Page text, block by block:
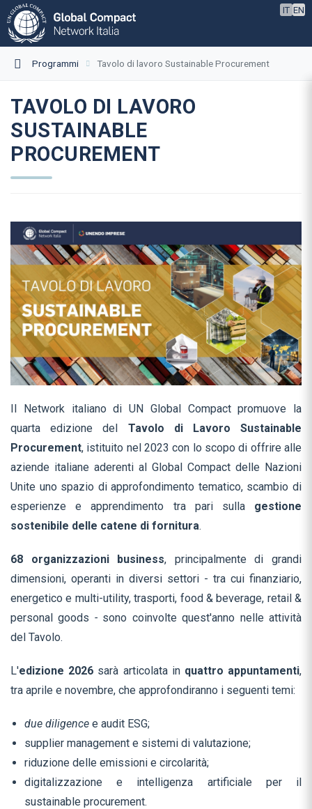
IT EN
Programmi Tavolo di lavoro Sustainable Procurement
TAVOLO DI LAVORO
SUSTAINABLE
PROCUREMENT
Il Network italiano di UN Global Compact promuove la
quarta edizione del Tavolo di Lavoro Sustainable
Procurement, istituito nel 2023 con lo scopo di offrire alle
aziende italiane aderenti al Global Compact delle Nazioni
Unite uno spazio di approfondimento tematico, scambio di
esperienze e apprendimento tra pari sulla gestione
sostenibile delle catene di fornitura.
68 organizzazioni business, principalmente di grandi
dimensioni, operanti in diversi settori - tra cui finanziario,
energetico e multi-utility, trasporti, food & beverage, retail &
personal goods - sono coinvolte quest'anno nelle attività
del Tavolo.
L'edizione 2026 sarà articolata inquattro appuntamenti,
tra aprile e novembre, che approfondiranno i seguenti temi:
due diligence e audit ESG;
supplier management e sistemi di valutazione;
riduzione delle emissioni e circolarità;
digitalizzazione e intelligenza artificiale per il
sustainable procurement.